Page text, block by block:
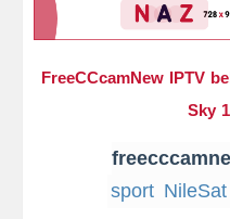
FreeCCcamNew IPTV
Sky
sport NileSat